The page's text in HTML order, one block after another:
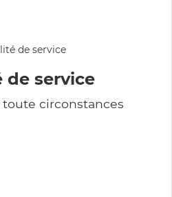
de service
toute circonstances